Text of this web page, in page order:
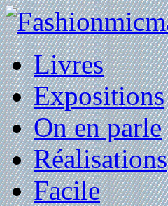
Livres
Expositions
On en parle
Réalisations
Facile